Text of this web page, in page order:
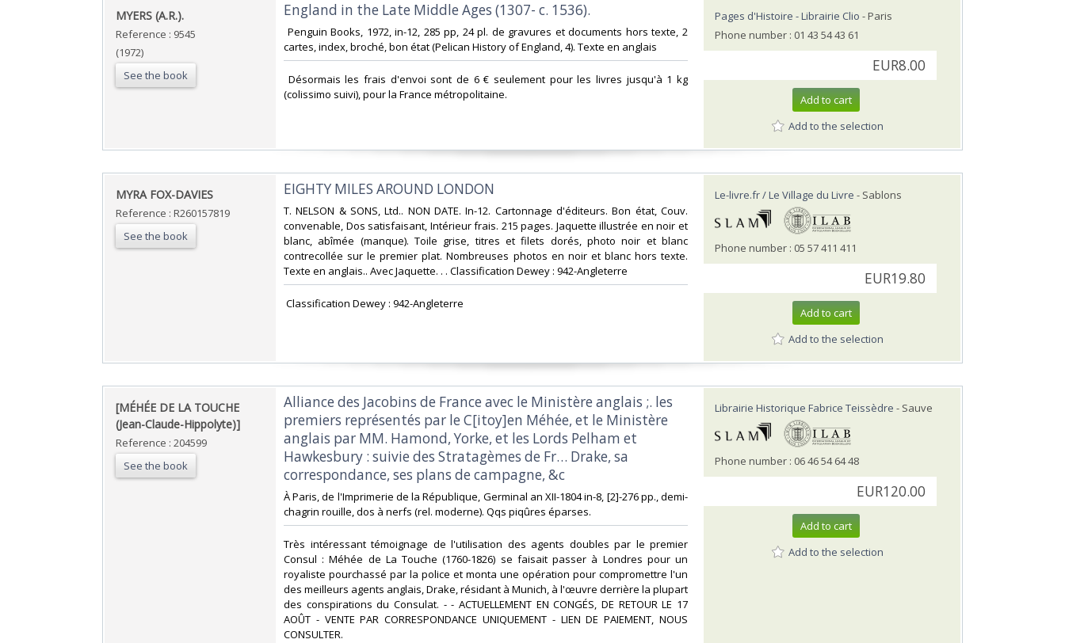
‎MYERS (A.R.).‎
Reference : 9545
(1972)
See the book
‎England in the Late Middle Ages (1307- c. 1536).‎
‎ Penguin Books, 1972, in-12, 285 pp, 24 pl. de gravures et documents hors texte, 2
cartes, index, broché, bon état (Pelican History of England, 4). Texte en anglais‎
‎ Désormais les frais d'envoi sont de 6 € seulement pour les livres jusqu'à 1 kg
(colissimo suivi), pour la France métropolitaine.‎
Pages d'Histoire - Librairie Clio - Paris
Phone number : 01 43 54 43 61
EUR8.00
Add to cart
Add to the selection
‎MYRA FOX-DAVIES‎
Reference : R260157819
See the book
‎EIGHTY MILES AROUND LONDON‎
‎T. NELSON & SONS, Ltd.. NON DATE. In-12. Cartonnage d'éditeurs. Bon état, Couv.
convenable, Dos satisfaisant, Intérieur frais. 215 pages. Jaquette illustrée en noir et
blanc, abîmée (manque). Toile grise, titres et filets dorés, photo noir et blanc
contrecollée sur le premier plat. Nombreuses photos en noir et blanc hors texte.
Texte en anglais.. Avec Jaquette. . . Classification Dewey : 942-Angleterre‎
‎ Classification Dewey : 942-Angleterre‎
Le-livre.fr / Le Village du Livre - Sablons
Phone number : 05 57 411 411
EUR19.80
Add to cart
Add to the selection
‎[MÉHÉE DE LA TOUCHE
(Jean-Claude-Hippolyte)]‎
Reference : 204599
See the book
‎Alliance des Jacobins de France avec le Ministère anglais ;. les
premiers représentés par le C[itoy]en Méhée, et le Ministère
anglais par MM. Hamond, Yorke, et les Lords Pelham et
Hawkesbury : suivie des Stratagèmes de Fr… Drake, sa
correspondance, ses plans de campagne, &c‎
‎À Paris, de l'Imprimerie de la République, Germinal an XII-1804 in-8, [2]-276 pp., demi-
chagrin rouille, dos à nerfs (rel. moderne). Qqs piqûres éparses.‎
‎Très intéressant témoignage de l'utilisation des agents doubles par le premier
Consul : Méhée de La Touche (1760-1826) se faisait passer à Londres pour un
royaliste pourchassé par la police et monta une opération pour compromettre l'un
des meilleurs agents anglais, Drake, résidant à Munich, à l'œuvre derrière la plupart
des conspirations du Consulat. - - ACTUELLEMENT EN CONGÉS, DE RETOUR LE 17
AOÛT - VENTE PAR CORRESPONDANCE UNIQUEMENT - LIEN DE PAIEMENT, NOUS
CONSULTER.‎
Librairie Historique Fabrice Teissèdre - Sauve
Phone number : 06 46 54 64 48
EUR120.00
Add to cart
Add to the selection